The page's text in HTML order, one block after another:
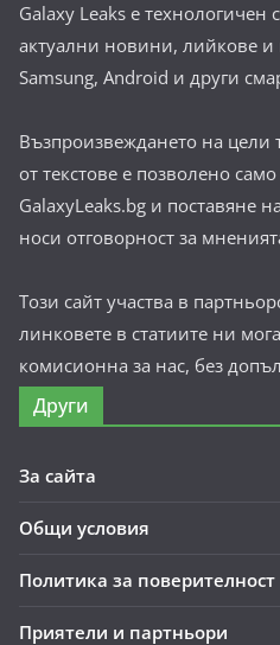
Galaxy Leaks е технологичен
актуални новини, лийкове и
Samsung, Android и други
Възпроизвеждането на цели
от текстове е позволено
GalaxyLeaks.bg и поставяне
носи отговорност за
Този сайт участва в
линковете в статиите ни
комисионна за нас, без
Други
За сайта
Общи условия
Политика за поверителност
Приятели и партньори